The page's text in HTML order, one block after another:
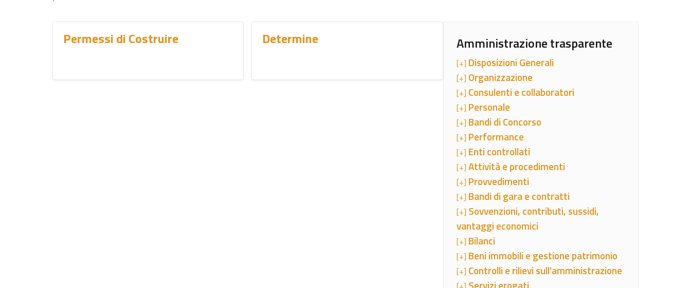
Permessi di Costruire Determine Amministrazione trasparente
[+] Disposizioni Generali
[+] Organizzazione
[+] Consulenti e collaboratori
[+] Personale
[+] Bandi di Concorso
[+] Performance
[+] Enti controllati
[+] Attività e procedimenti
[+] Provvedimenti
[+] Bandi di gara e contratti
[+] Sovvenzioni, contributi, sussidi,
vantaggi economici
[+] Bilanci
[+] Beni immobili e gestione patrimonio
[+] Controlli e rilievi sull'amministrazione